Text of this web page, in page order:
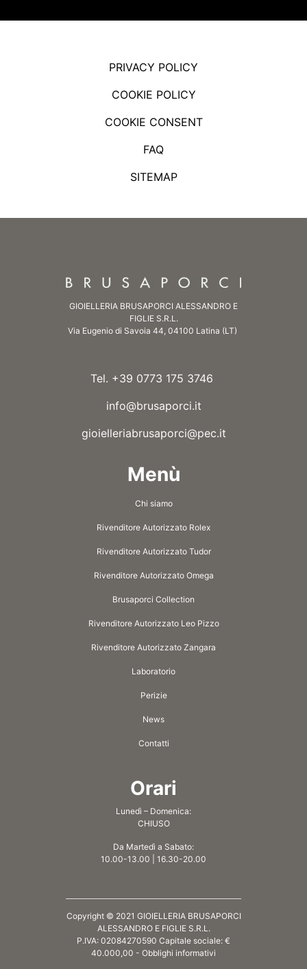
PRIVACY POLICY
COOKIE POLICY
COOKIE CONSENT
FAQ
SITEMAP
GIOIELLERIA BRUSAPORCI ALESSANDRO E
FIGLIE S.R.L.
Via Eugenio di Savoia 44, 04100 Latina (LT)
Tel. +39 0773 175 3746
info@brusaporci.it
gioielleriabrusaporci@pec.it
Menù
Chi siamo
Rivenditore Autorizzato Rolex
Rivenditore Autorizzato Tudor
Rivenditore Autorizzato Omega
Brusaporci Collection
Rivenditore Autorizzato Leo Pizzo
Rivenditore Autorizzato Zangara
Laboratorio
Perizie
News
Contatti
Orari
Lunedì – Domenica:
CHIUSO
Da Martedì a Sabato:
10.00-13.00 | 16.30-20.00
Copyright © 2021 GIOIELLERIA BRUSAPORCI
ALESSANDRO E FIGLIE S.R.L.
P.IVA: 02084270590 Capitale sociale: €
40.000,00 - Obblighi informativi